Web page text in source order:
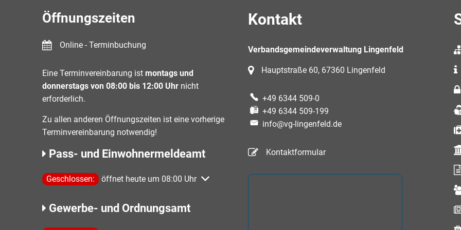
Öffnungszeiten
Online - Terminbuchung
Eine Terminvereinbarung ist montags und
donnerstags von 08:00 bis 12:00 Uhr nicht
erforderlich.
Zu allen anderen Öffnungszeiten ist eine vorherige
Terminvereinbarung notwendig!
Pass- und Einwohnermeldeamt
Klicken, um weitere Öffnungs- oder Schließzeiten auszublenden
Geschlossen: öffnet heute um 08:00 Uhr
Gewerbe- und Ordnungsamt
Kontakt
Verbandsgemeindeverwaltung Lingenfeld
Hauptstraße 60, 67360 Lingenfeld
+49 6344 509-0
+49 6344 509-199
info@vg-lingenfeld.de
Kontaktformular